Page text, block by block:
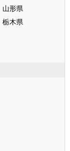
山形県
栃木県